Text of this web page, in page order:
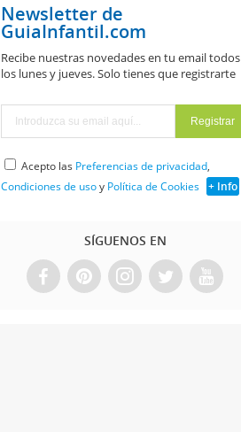
Newsletter de
GuiaInfantil.com
Recibe nuestras novedades en tu email todos
los lunes y jueves. Solo tienes que registrarte
Acepto las Preferencias de privacidad,
Condiciones de usoy Política de Cookies + Info
SÍGUENOS EN